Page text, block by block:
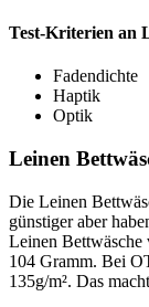
Test-Kriterien an
Fadendichte
Haptik
Optik
Leinen
Die Leinen
günstiger aber
Leinen Bettwäsche
104 Gramm. Bei
135g/m². Das